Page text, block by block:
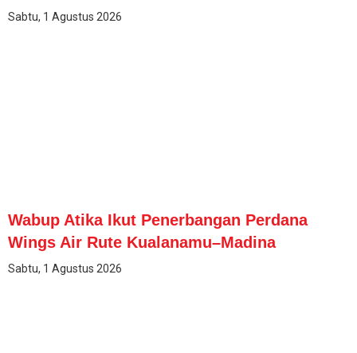
Sabtu, 1 Agustus 2026
Wabup Atika Ikut Penerbangan Perdana
Wings Air Rute Kualanamu–Madina
Sabtu, 1 Agustus 2026